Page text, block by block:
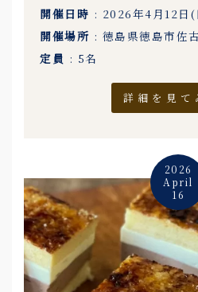
開催日時 : 2026年4月12日(
開催場所 : 徳島県徳島市佐
定員 : 5名
詳細を見て
2026
April
16